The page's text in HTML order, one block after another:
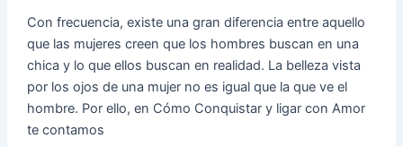
Con frecuencia, existe una gran diferencia entre aquello
que las mujeres creen que los hombres buscan en una
chica y lo que ellos buscan en realidad. La belleza vista
por los ojos de una mujer no es igual que la que ve el
hombre. Por ello, en Cómo Conquistar y ligar con Amor
te contamos